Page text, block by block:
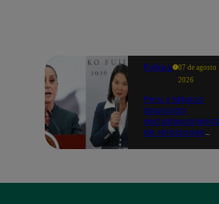
Política
07 de agosto
2026
Perú y México
anuncian
de relaciones